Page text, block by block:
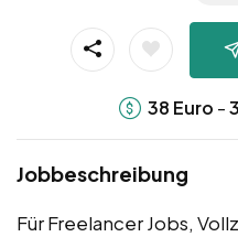
38 Euro -
Jobbeschreibung
Für Freelancer Jobs,